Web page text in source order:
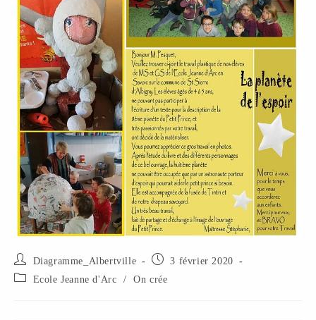
Diagramme_Albertville
3 février 2020
Ecole Jeanne d'Arc
/ On crée